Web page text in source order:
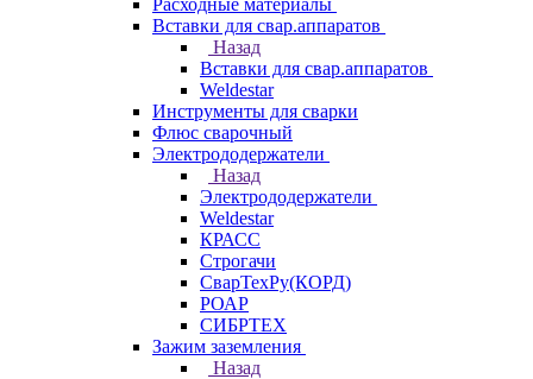
Расходные материалы
Вставки для свар.аппаратов
Назад
Вставки для свар.аппаратов
Weldestar
Инструменты для сварки
Флюс сварочный
Электрододержатели
Назад
Электрододержатели
Weldestar
КРАСС
Строгачи
СварТехРу(КОРД)
РОАР
СИБРТЕХ
Зажим заземления
Назад